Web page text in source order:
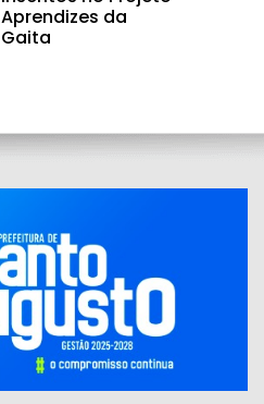
Aprendizes da
Gaita